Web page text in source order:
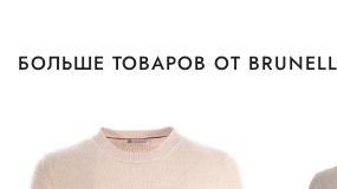
БОЛЬШЕ ТОВАРОВ ОТ